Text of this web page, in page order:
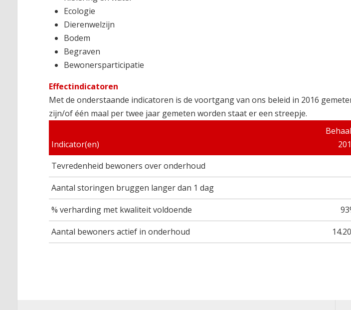
Ecologie
Dierenwelzijn
Bodem
Begraven
Bewonersparticipatie
Effectindicatoren
Met de onderstaande indicatoren is de voortgang van ons beleid in 2016
zijn/of één maal per twee jaar gemeten worden staat er een streepje.
Indicator(en)
Tevredenheid bewoners over onderhoud
Aantal storingen bruggen langer dan 1 dag
% verharding met kwaliteit voldoende
Aantal bewoners actief in onderhoud